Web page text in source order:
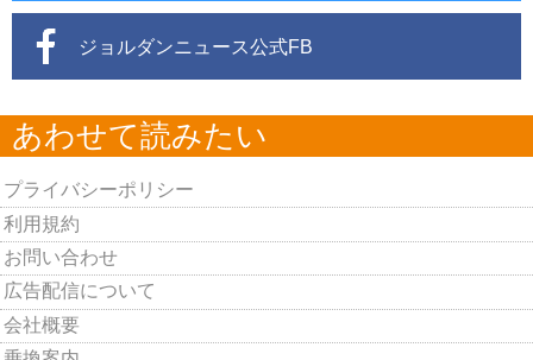
ジョルダンニュース公式FB
あわせて読みたい
プライバシーポリシー
利用規約
お問い合わせ
広告配信について
会社概要